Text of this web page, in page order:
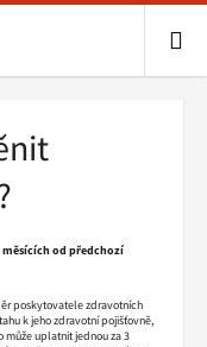
od předchozí
poskytovatele zdravotních
k jeho zdravotní pojišťovně,
může uplatnit jednou za 3